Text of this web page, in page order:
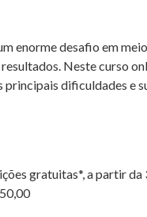
enorme desafio em
Neste curso
dificuldades e
gratuitas*, a partir da